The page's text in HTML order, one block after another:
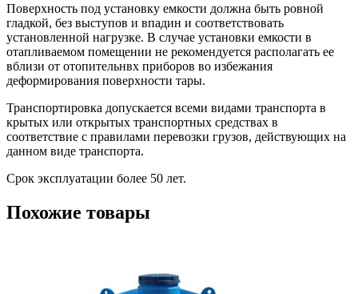
Поверхность под установку емкости должна быть ровной
гладкой, без выступов и впадин и соответствовать
установленной нагрузке. В случае установки емкости в
отапливаемом помещении не рекомендуется располагать ее
вблизи от отопительнвх приборов во избежания
деформирования поверхности тары.
Транспортировка допускается всеми видами транспорта в
крытых или открытых транспортных средствах в
соответствие с правилами перевозки грузов, действующих на
данном виде транспорта.
Срок эксплуатации более 50 лет.
Похожие товары